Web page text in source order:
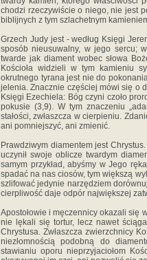
chodzi rzeczywiście o niego, nie jest
biblijnych z tym szlachetnym
Grzech Judy jest - według Księgi
sposób nieusuwalny, w jego sercu;
twarde jak diament wobec słowa
Kościoła widzieli w tym kamieniu
okrutnego tyrana jest nie do
jelenia. Znacznie częściej mówi się o
Księgi Ezechiela: Bóg czyni czoło
pokusie (3,9). W tym znaczeniu
stałości, zwłaszcza w cierpieniu.
ani pomniejszyć, ani zmienić.
Prawdziwym diamentem jest
uczynił swoje oblicze twardym
samym przykład, abyśmy w Jego
spadać na nas ciosów, tym większą
szlifować jedynie narzędziem
cierpliwość daje odpór największej
Apostołowie i męczennicy okazali się
nie lękali się tortur, lecz nawet
Chrystusa. Zwłaszcza zwierzchnicy
niezłomnością podobną do
stawianiu oporu nieprzyjaciołom